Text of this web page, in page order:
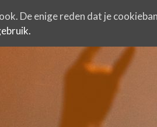
De enige reden dat je